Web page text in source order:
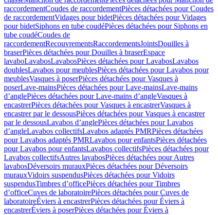
raccordementCoudes de raccordementPièces détachées pour Coudes
de raccordementVidages pour bidetPièces détachées pour Vidages
pour bidetSiphons en tube coudéPièces détachées pour Siphons en
tube coudéCoudes de
raccordementRecouvrementsRaccordementsJointsDouilles à
braserPièces détachées pour Douilles à braserEspace
lavaboLavabosLavabosPièces détachées pour LavabosLavabos
doublesLavabos pour meublesPièces détachées pour Lavabos pour
meublesVasques à poserPièces détachées pour Vasques à
poserLave-mainsPièces détachées pour Lave-mainsLave-mains
d’anglePièces détachées pour Lave-mains d’angleVasques à
encastrerPièces détachées pour Vasques à encastrerVasques à
encastrer par le dessousPièces détachées pour Vasques à encastrer
par le dessousLavabos d’anglePièces détachées pour Lavabos
d’angleLavabos collectifsLavabos adaptés PMRPièces détachées
pour Lavabos adaptés PMRLavabos pour enfantsPièces détachées
pour Lavabos pour enfantsLavabos collectifsPièces détachées pour
Lavabos collectifsAutres lavabosPièces détachées pour Autres
lavabosDéversoirs murauxPièces détachées pour Déversoirs
murauxVidoirs suspendusPièces détachées pour Vidoirs
suspendusTimbres dʼofficePièces détachées pour Timbres
dʼofficeCuves de laboratoirePièces détachées pour Cuves de
laboratoireÉviers à encastrerPièces détachées pour Éviers à
encastrerÉviers à poserPièces détachées pour Éviers à